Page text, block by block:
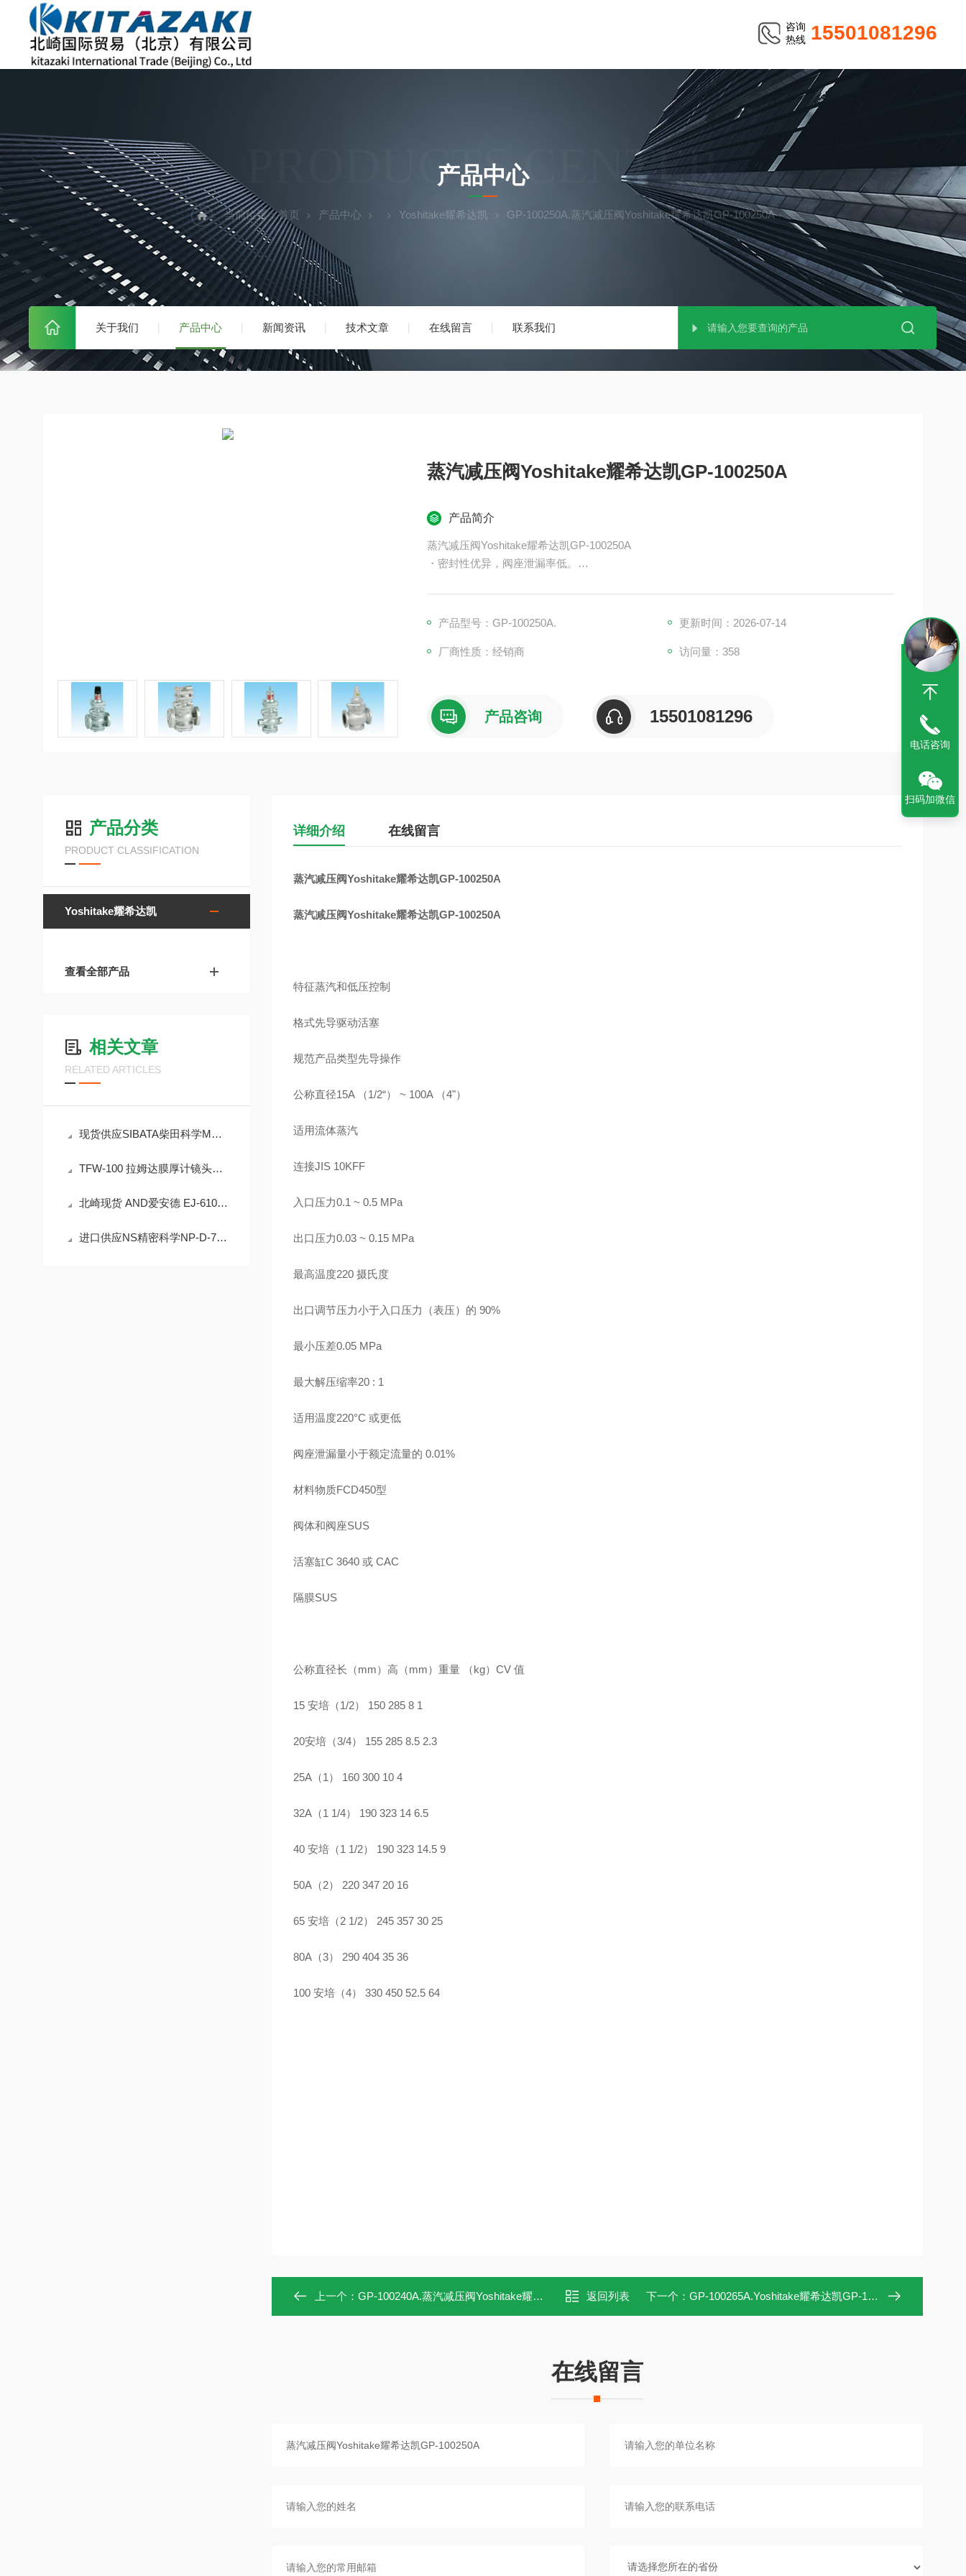
咨询
热线 15501081296
关于我们 产品中心 新闻资讯 技术文章 在线留言 联系我们
PRODUCTS CENTER
产品中心
当前位置：首页 产品中心 Yoshitake耀希达凯 GP-100250A.蒸汽减压阀Yoshitake耀希达凯GP-100250A
蒸汽减压阀Yoshitake耀希达凯GP-100250A
产品简介
蒸汽减压阀Yoshitake耀希达凯GP-100250A
・密封性优异，阀座泄漏率低。
产品型号：GP-100250A.
更新时间：2026-07-14
厂商性质：经销商 访问量：358
产品咨询 15501081296
产品分类
PRODUCT CLASSIFICATION
Yoshitake耀希达凯
查看全部产品
相关文章
RELATED ARTICLES
现货供应SIBATA柴田科学MP-Σ100HNⅡ便携式微型空气采样泵
TFW-100 拉姆达膜厚计镜头清洁、光源更换保养维修步骤
北崎现货 AND爱安德 EJ-610B 个人天平
进口供应NS精密科学NP-D-702A 防爆柱塞泵
详细介绍 在线留言
蒸汽减压阀Yoshitake耀希达凯GP-100250A
蒸汽减压阀Yoshitake耀希达凯GP-100250A
特征蒸汽和低压控制
格式先导驱动活塞
规范产品类型先导操作
公称直径15A （1/2“） ~ 100A （4"）
适用流体蒸汽
连接JIS 10KFF
入口压力0.1 ~ 0.5 MPa
出口压力0.03 ~ 0.15 MPa
最高温度220 摄氏度
出口调节压力小于入口压力（表压）的 90%
最小压差0.05 MPa
最大解压缩率20 : 1
适用温度220°C 或更低
阀座泄漏量小于额定流量的 0.01%
材料物质FCD450型
阀体和阀座SUS
活塞缸C 3640 或 CAC
隔膜SUS
公称直径长（mm）高（mm）重量 （kg）CV 值
15 安培（1/2） 150 285 8 1
20安培（3/4） 155 285 8.5 2.3
25A（1） 160 300 10 4
32A（1 1/4） 190 323 14 6.5
40 安培（1 1/2） 190 323 14.5 9
50A（2） 220 347 20 16
65 安培（2 1/2） 245 357 30 25
80A（3） 290 404 35 36
100 安培（4） 330 450 52.5 64
上一个： GP-100240A.蒸汽减压阀Yoshitake耀希达凯GP-100240A 返回列表 下一个： GP-100265A.Yoshitake耀希达凯GP-100265A蒸汽减压阀
在线留言
电话咨询
扫码加微信